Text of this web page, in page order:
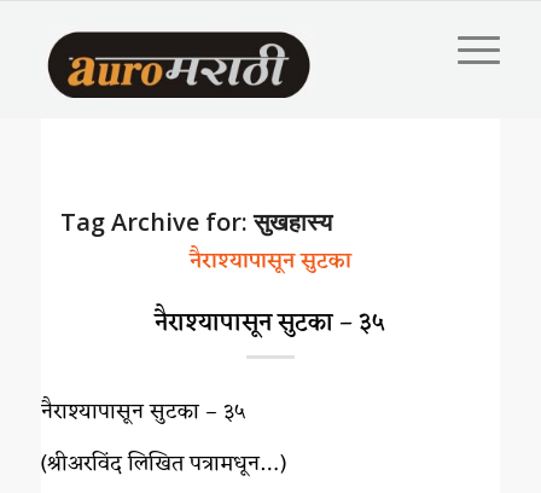
Tag Archive for:सुखहास्य‌
नैराश्यापासून सुटका
नैराश्यापासून सुटका – ३५
नैराश्यापासून सुटका – ३५
(श्रीअरविंद लिखित पत्रामधून…)